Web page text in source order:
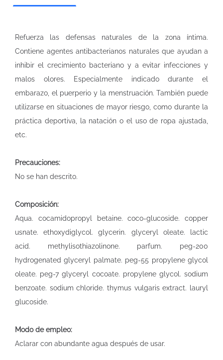
Refuerza las defensas naturales de la zona íntima.
Contiene agentes antibacterianos naturales que ayudan a
inhibir el crecimiento bacteriano y a evitar infecciones y
malos olores. Especialmente indicado durante el
embarazo, el puerperio y la menstruación. También puede
utilizarse en situaciones de mayor riesgo, como durante la
práctica deportiva, la natación o el uso de ropa ajustada,
etc.
Precauciones:
No se han descrito.
Composición:
Aqua. cocamidopropyl betaine. coco-glucoside. copper
usnate. ethoxydiglycol. glycerin. glyceryl oleate. lactic
acid. methylisothiazolinone. parfum. peg-200
hydrogenated glyceryl palmate. peg-55 propylene glycol
oleate. peg-7 glyceryl cocoate. propylene glycol. sodium
benzoate. sodium chloride. thymus vulgaris extract. lauryl
glucoside.
Modo de empleo:
Aclarar con abundante agua después de usar.